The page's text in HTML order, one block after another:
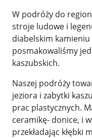
W podróży do
stroje ludowe i
diabelskim kamieniu
posmakowaliśmy
kaszubskich.
Naszej podróży
jeziora i zabytki
prac plastycznych.
ceramikę- donice, i
przekładając kłębki